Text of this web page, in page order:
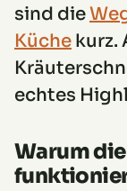
sind die
Küche kurz.
echtes
Warum